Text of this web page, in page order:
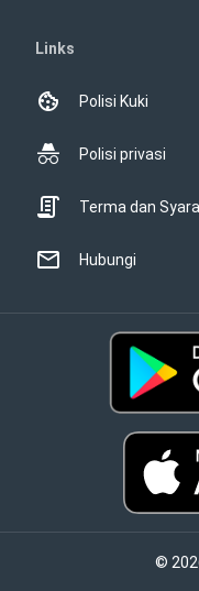
Links
Polisi Kuki
Polisi privasi
Terma dan
Hubungi
©